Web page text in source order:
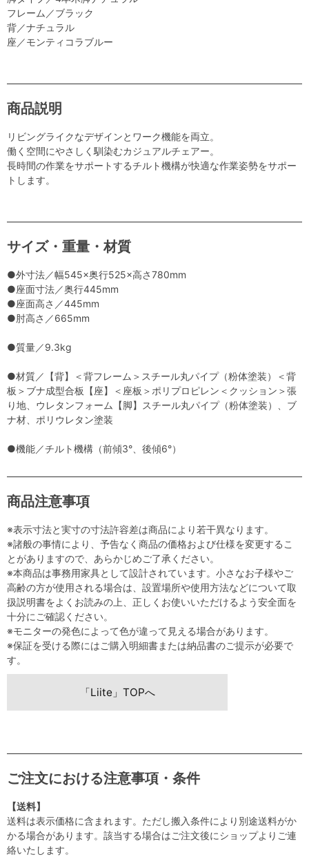
フレーム／ブラック
背／ナチュラル
座／モンティコラブルー
商品説明
リビングライクなデザインとワーク機能を両立。
働く空間にやさしく馴染むカジュアルチェアー。
長時間の作業をサポートするチルト機構が快適な作業姿勢をサポー
トします。
サイズ・重量・材質
●外寸法／幅545×奥行525×高さ780mm
●座面寸法／奥行445mm
●座面高さ／445mm
●肘高さ／665mm
●質量／9.3kg
●材質／【背】＜背フレーム＞スチール丸パイプ（粉体塗装）＜背
板＞ブナ成型合板【座】＜座板＞ポリプロピレン＜クッション＞張
り地、ウレタンフォーム【脚】スチール丸パイプ（粉体塗装）、ブ
ナ材、ポリウレタン塗装
●機能／チルト機構（前傾3°、後傾6°）
商品注意事項
※表示寸法と実寸の寸法許容差は商品により若干異なります。
※諸般の事情により、予告なく商品の価格および仕様を変更するこ
とがありますので、あらかじめご了承ください。
※本商品は事務用家具として設計されています。小さなお子様やご
高齢の方が使用される場合は、設置場所や使用方法などについて取
扱説明書をよくお読みの上、正しくお使いいただけるよう安全面を
十分にご確認ください。
※モニターの発色によって色が違って見える場合があります。
※保証を受ける際にはご購入明細書または納品書のご提示が必要で
す。
「Liite」TOPへ
ご注文における注意事項・条件
【送料】
送料は表示価格に含まれます。ただし搬入条件により別途送料がか
かる場合があります。該当する場合はご注文後にショップよりご連
絡いたします。